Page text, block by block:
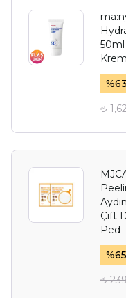
50ml
%63
₺
Çift
Ped
%65
₺